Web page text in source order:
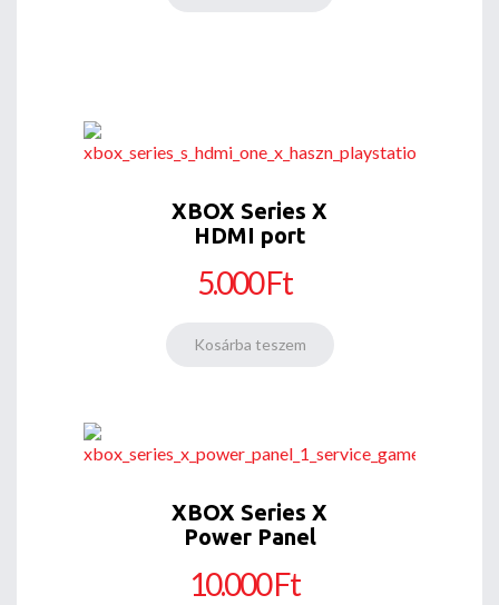
XBOX Series X
HDMI port
5.000 Ft
XBOX Series X
Power Panel
10.000 Ft